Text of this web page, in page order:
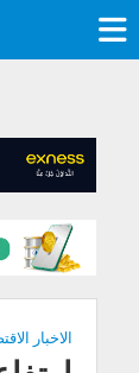
الاخبار